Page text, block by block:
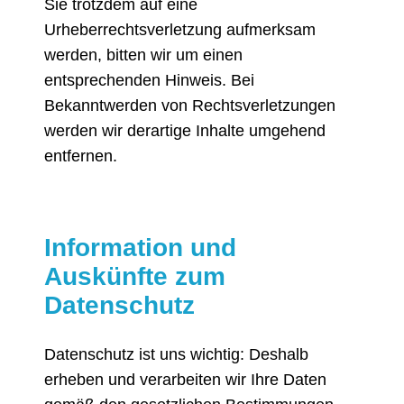
Sie trotzdem auf eine
Urheberrechtsverletzung aufmerksam
werden, bitten wir um einen
entsprechenden Hinweis. Bei
Bekanntwerden von Rechtsverletzungen
werden wir derartige Inhalte umgehend
entfernen.
Information und
Auskünfte zum
Datenschutz
Datenschutz ist uns wichtig: Deshalb
erheben und verarbeiten wir Ihre Daten